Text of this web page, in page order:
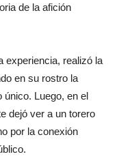
de la afición
experiencia, realizó la
en su rostro la
Luego, en el
dejó ver a un torero
por la conexión